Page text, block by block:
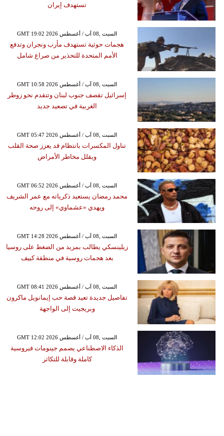
تستهدف إيران
GMT 19:02 2026 السبت ,08 آب / أغسطس
هجمات حوثية تستهدف مأرب ونجران وتدفع
الأمم المتحدة للتحذير من صراع شامل
GMT 10:58 2026 السبت ,08 آب / أغسطس
إسرائيل تقصف جنوب لبنان وتتقدم نحو زوطر
الغربية في تصعيد جديد
GMT 05:47 2026 السبت ,08 آب / أغسطس
تناول المكسرات بانتظام قد يعزز صحة القلب
ويقلل مخاطر الأمراض
GMT 06:52 2026 السبت ,08 آب / أغسطس
محمد رمضان يستعيد ذكرياته مع عمر الشريف
ويهدي «عشماوي» إلى روحه
GMT 14:28 2026 السبت ,08 آب / أغسطس
زيلينسكي يطالب بمزيد من الضغط على روسيا
بعد هجمات روسية في منطقة كييف
GMT 08:41 2026 السبت ,08 آب / أغسطس
تفاصيل جديدة تعيد قصة حب إيمانويل ماكرون
وبريجيت إلى الواجهة
GMT 12:02 2026 السبت ,08 آب / أغسطس
الذكاء الاصطناعي يصمم جينومات فيروسية
كاملة وقابلة للتكاثر